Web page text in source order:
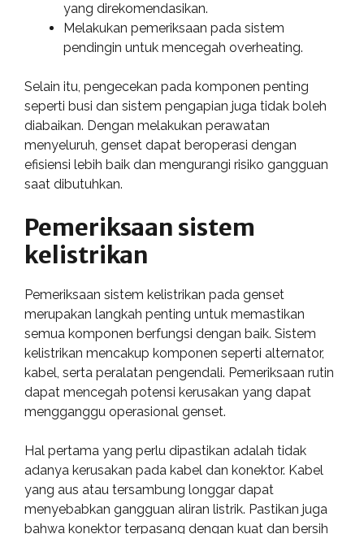
yang direkomendasikan.
Melakukan pemeriksaan pada sistem
pendingin untuk mencegah overheating.
Selain itu, pengecekan pada komponen penting
seperti busi dan sistem pengapian juga tidak boleh
diabaikan. Dengan melakukan perawatan
menyeluruh, genset dapat beroperasi dengan
efisiensi lebih baik dan mengurangi risiko gangguan
saat dibutuhkan.
Pemeriksaan sistem
kelistrikan
Pemeriksaan sistem kelistrikan pada genset
merupakan langkah penting untuk memastikan
semua komponen berfungsi dengan baik. Sistem
kelistrikan mencakup komponen seperti alternator,
kabel, serta peralatan pengendali. Pemeriksaan rutin
dapat mencegah potensi kerusakan yang dapat
mengganggu operasional genset.
Hal pertama yang perlu dipastikan adalah tidak
adanya kerusakan pada kabel dan konektor. Kabel
yang aus atau tersambung longgar dapat
menyebabkan gangguan aliran listrik. Pastikan juga
bahwa konektor terpasang dengan kuat dan bersih